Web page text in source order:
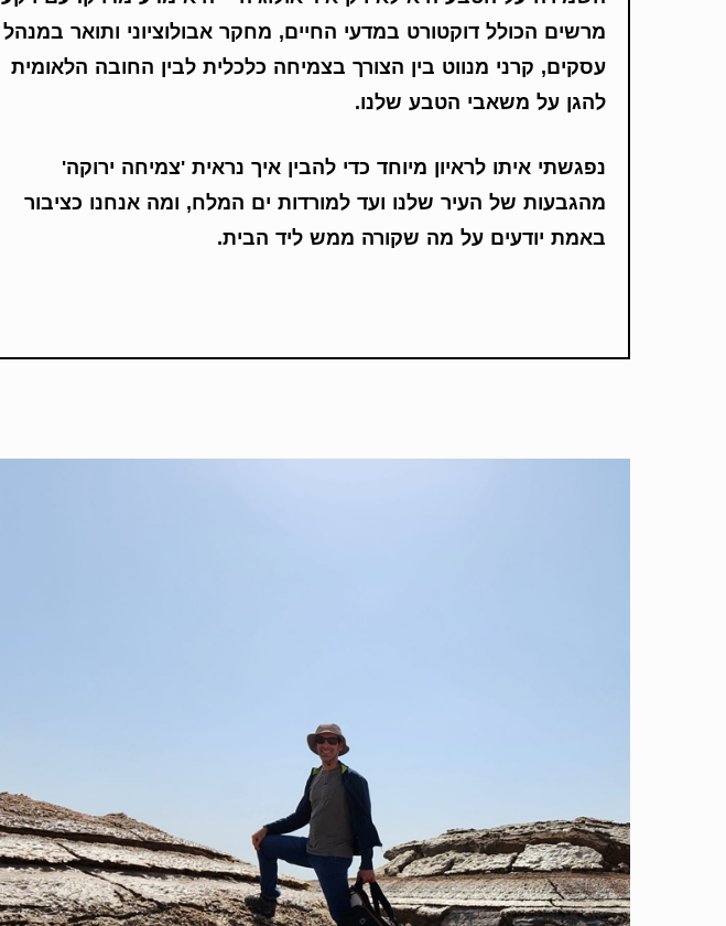
מרשים הכולל דוקטורט במדעי החיים, מחקר אבולוציוני ותואר במנהל
עסקים, קרני מנווט בין הצורך בצמיחה כלכלית לבין החובה הלאומית
להגן על משאבי הטבע שלנו.
נפגשתי איתו לראיון מיוחד כדי להבין איך נראית 'צמיחה ירוקה'
מהגבעות של העיר שלנו ועד למורדות ים המלח, ומה אנחנו כציבור
באמת יודעים על מה שקורה ממש ליד הבית.